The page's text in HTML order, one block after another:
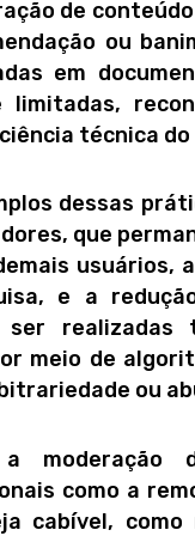
de
ou
em
limitadas,
técnica do
dessas
que
usuários,
e a
ser
meio de
ou
a
como a
cabível,